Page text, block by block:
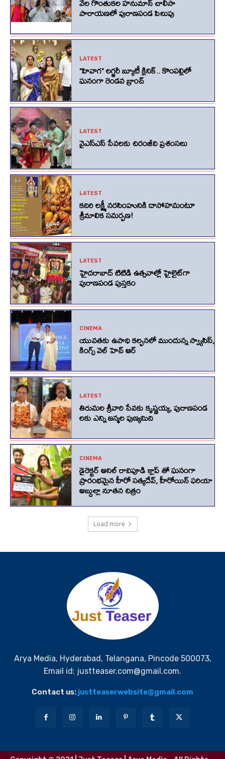
Arya Media, Hyderabad, Telangana, Pincode 500073,
Email id: justteaser.com@gmail.com.
Contact us: justteaserwebsite@gmail.com